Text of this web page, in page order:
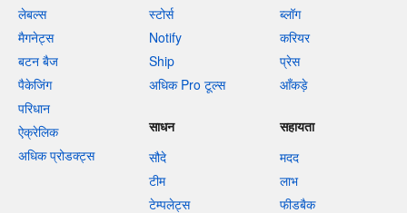
लेबल्स
मैगनेट्स
बटन बैज
पैकेजिंग
परिधान
ऐक्रेलिक
अधिक प्रोडक्ट्स
स्टोर्स
Notify
Ship
अधिक Pro टूल्स
ब्लॉग
करियर
प्रेस
आँकड़े
साधन
सौदे
टीम
टेम्पलेट्स
सहायता
मदद
लाभ
फीडबैक